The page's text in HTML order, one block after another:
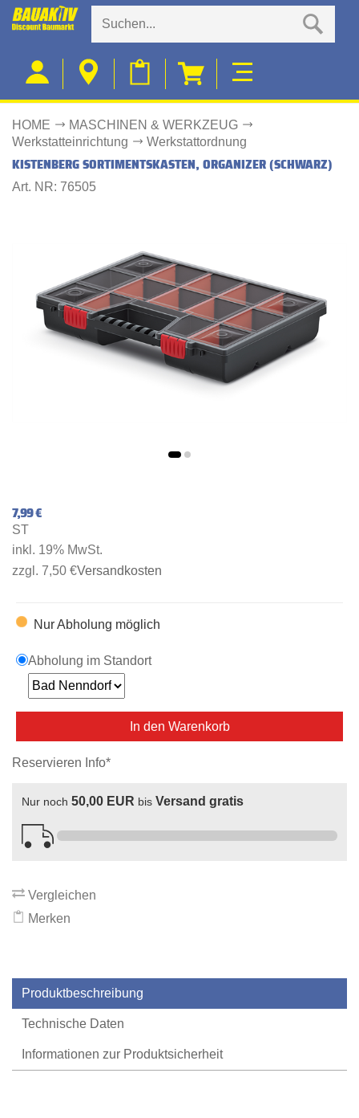
HOME
MASCHINEN & WERKZEUG
Werkstatteinrichtung
Werkstattordnung
KISTENBERG SORTIMENTSKASTEN, ORGANIZER (SCHWARZ)
Art. NR: 76505
7,99 €
ST
inkl. 19% MwSt.
zzgl. 7,50 €Versandkosten
Nur Abholung möglich
Abholung im Standort
In den Warenkorb
Reservieren Info*
Nur noch 50,00 EUR bis Versand gratis
Vergleichen
Merken
Produktbeschreibung
Technische Daten
Informationen zur Produktsicherheit